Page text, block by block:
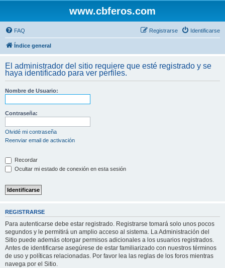
www.cbferos.com
FAQ Identificarse
Registrarse
Índice general
El administrador del sitio requiere que esté registrado y se
haya identificado para ver perfiles.
Nombre de Usuario:
Contraseña:
Olvidé mi contraseña
Reenviar email de activación
Recordar
Ocultar mi estado de conexión en esta sesión
REGISTRARSE
Para autenticarse debe estar registrado. Registrarse tomará solo unos pocos
segundos y le permitirá un amplio acceso al sistema. La Administración del
Sitio puede además otorgar permisos adicionales a los usuarios registrados.
Antes de identificarse asegúrese de estar familiarizado con nuestros términos
de uso y políticas relacionadas. Por favor lea las reglas de los foros mientras
navega por el Sitio.